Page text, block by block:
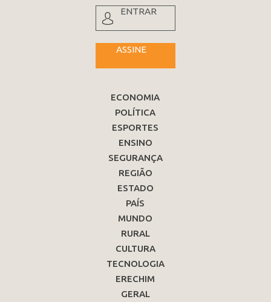
ENTRAR
ASSINE
ECONOMIA
POLÍTICA
ESPORTES
ENSINO
SEGURANÇA
REGIÃO
ESTADO
PAÍS
MUNDO
RURAL
CULTURA
TECNOLOGIA
ERECHIM
GERAL